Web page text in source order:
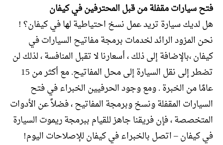
فتح سيارات مقفلة من قبل المحترفين في كيفان
هل لديك سيارة تريد عمل نسخ احتياطية لها في كيفان؟ !
نحن المزود الرائد لخدمات برمجة مفاتيح السيارات في
كيفان ،بالإضافة إلى ذلك ، أسعارنا لا تقبل المنافسة ، لذلك لن
تضطر إلى نقل السيارة إلى محل المفاتيح. مع أكثر من 15
عامًا من الخبرة . ومع وجود الحرفيين الخبراء في فتح
السيارات المقفلة ونسخ وبرمجة المفاتيح ، فضلاً عن الأدوات
المتخصصة ، فإن فريقنا جاهز للقيام ببرمجة ريموت السيارة
في كيفان – اتصل بالخبراء في كيفان للإصلاحات اليوم!